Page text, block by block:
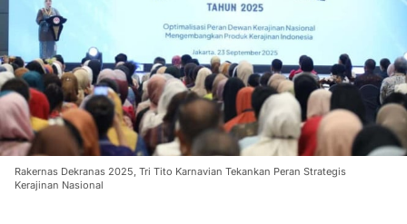
Rakernas Dekranas 2025, Tri Tito Karnavian Tekankan Peran Strategis
Kerajinan Nasional